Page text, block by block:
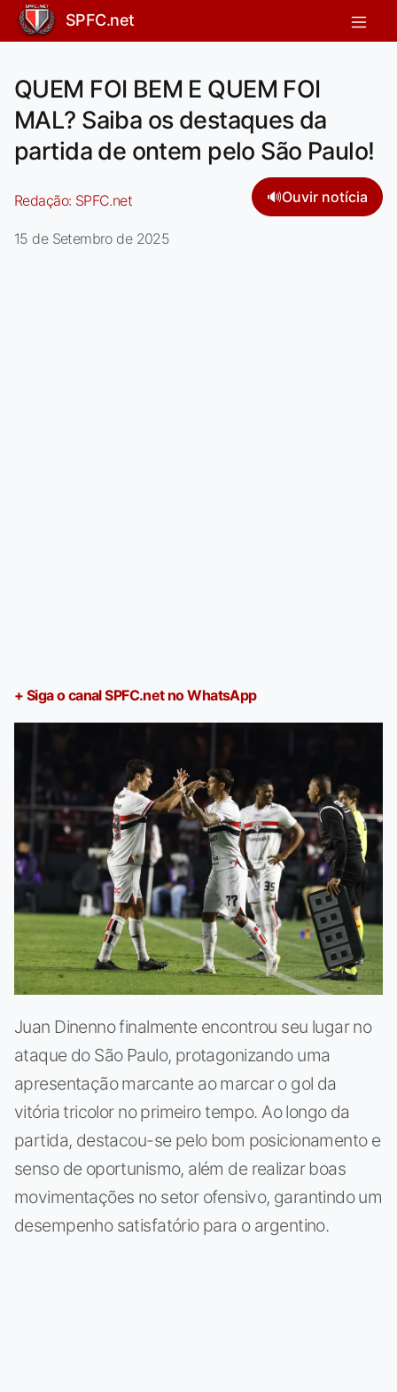
SPFC.net
QUEM FOI BEM E QUEM FOI
MAL? Saiba os destaques da
partida de ontem pelo São Paulo!
Redação: SPFC.net 🔊Ouvir notícia
15 de Setembro de 2025
+ Siga o canal SPFC.net no WhatsApp
Juan Dinenno finalmente encontrou seu lugar no
ataque do São Paulo, protagonizando uma
apresentação marcante ao marcar o gol da
vitória tricolor no primeiro tempo. Ao longo da
partida, destacou-se pelo bom posicionamento e
senso de oportunismo, além de realizar boas
movimentações no setor ofensivo, garantindo um
desempenho satisfatório para o argentino.